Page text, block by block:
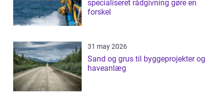
specialiseret rådgivning gøre en
forskel
31 may 2026
Sand og grus til byggeprojekter og
haveanlæg